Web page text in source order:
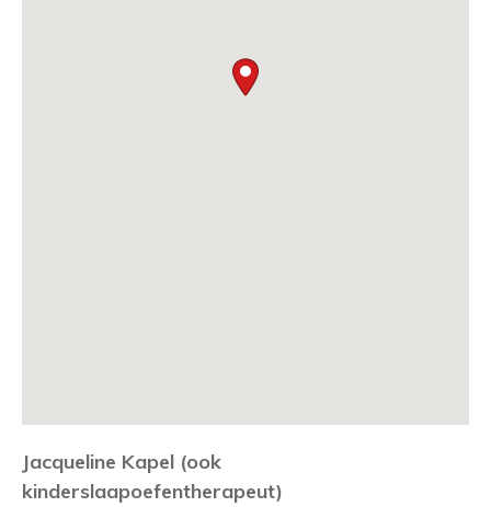
Jacqueline Kapel (ook
kinderslaapoefentherapeut)